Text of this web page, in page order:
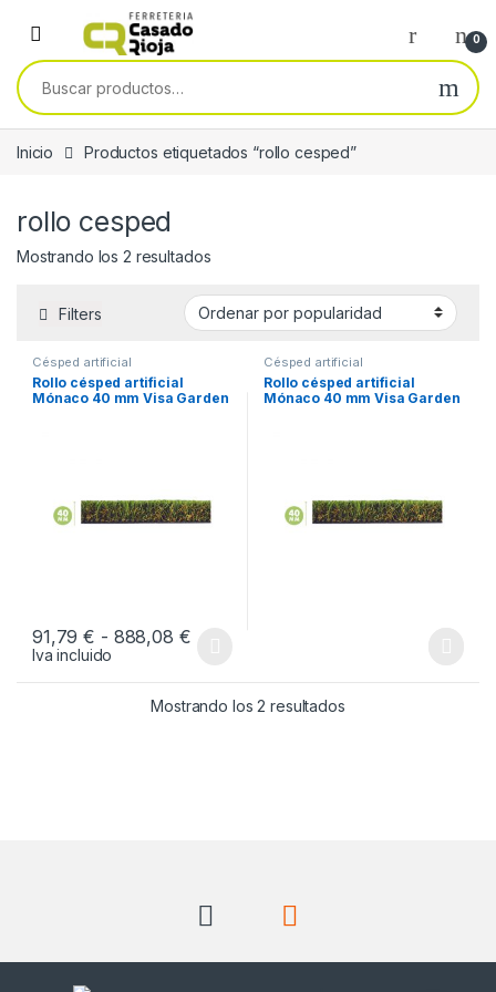
0
Buscar por:
Inicio Productos etiquetados “rollo cesped”
rollo cesped
Mostrando los 2 resultadosOrdenado por popularidad
Filters
Césped artificial
Rollo césped artificial
Mónaco 40 mm Visa Garden
91,79€ - 888,08 €Rango de precios: desde 91,79 €
Iva incluido
Este producto tiene múltiples variantes. Las opciones se
Césped artificial
Rollo césped artificial
Mónaco 40 mm Visa Garden
Mostrando los 2 resultadosOrdenado por